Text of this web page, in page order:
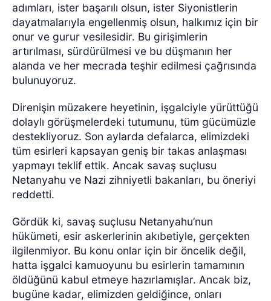
adımları, ister başarılı olsun, ister Siyonistlerin
dayatmalarıyla engellenmiş olsun, halkımız için bir
onur ve gurur vesilesidir. Bu girişimlerin
artırılması, sürdürülmesi ve bu düşmanın her
alanda ve her mecrada teşhir edilmesi çağrısında
bulunuyoruz.
Direnişin müzakere heyetinin, işgalciyle yürüttüğü
dolaylı görüşmelerdeki tutumunu, tüm gücümüzle
destekliyoruz. Son aylarda defalarca, elimizdeki
tüm esirleri kapsayan geniş bir takas anlaşması
yapmayı teklif ettik. Ancak savaş suçlusu
Netanyahu ve Nazi zihniyetli bakanları, bu öneriyi
reddetti.
Gördük ki, savaş suçlusu Netanyahu’nun
hükümeti, esir askerlerinin akıbetiyle, gerçekten
ilgilenmiyor. Bu konu onlar için bir öncelik değil,
hatta işgalci kamuoyunu bu esirlerin tamamının
öldüğünü kabul etmeye hazırlamışlar. Ancak biz,
bugüne kadar, elimizden geldiğince, onları